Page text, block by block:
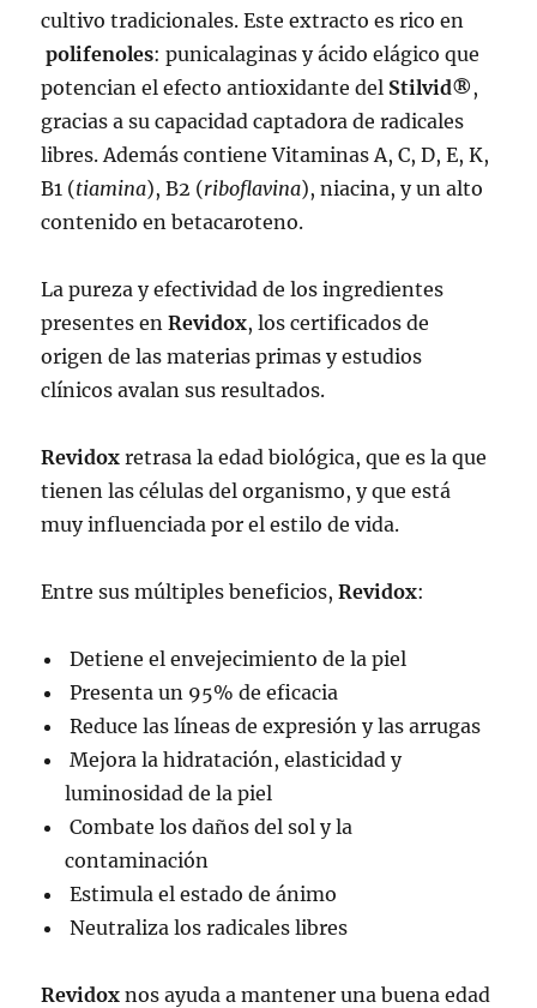
cultivo tradicionales. Este extracto es rico en
polifenoles: punicalaginas y ácido elágico que
potencian el efecto antioxidante del Stilvid® ,
gracias a su capacidad captadora de radicales
libres. Además contiene Vitaminas A, C, D, E, K,
B1 (tiamina), B2 (riboflavina), niacina, y un alto
contenido en betacaroteno.
La pureza y efectividad de los ingredientes
presentes enRevidox, los certificados de
origen de las materias primas y estudios
clínicos avalan sus resultados.
Revidox retrasa la edad biológica, que es la que
tienen las células del organismo, y que está
muy influenciada por el estilo de vida.
Entre sus múltiples beneficios, Revidox:
Detiene el envejecimiento de la piel
Presenta un 95% de eficacia
Reduce las líneas de expresión y las arrugas
Mejora la hidratación, elasticidad y
luminosidad de la piel
Combate los daños del sol y la
contaminación
Estimula el estado de ánimo
Neutraliza los radicales libres
Revidox nos ayuda a mantener una buena edad